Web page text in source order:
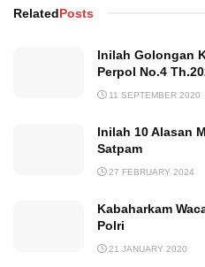
RelatedPosts
Inilah Golongan
Perpol No.4
11 SEPTEMBER 2020
Inilah 10 Alasan
Satpam
27 FEBRUARY 2024
Kabaharkam
Polri
21 JANUARY 2020